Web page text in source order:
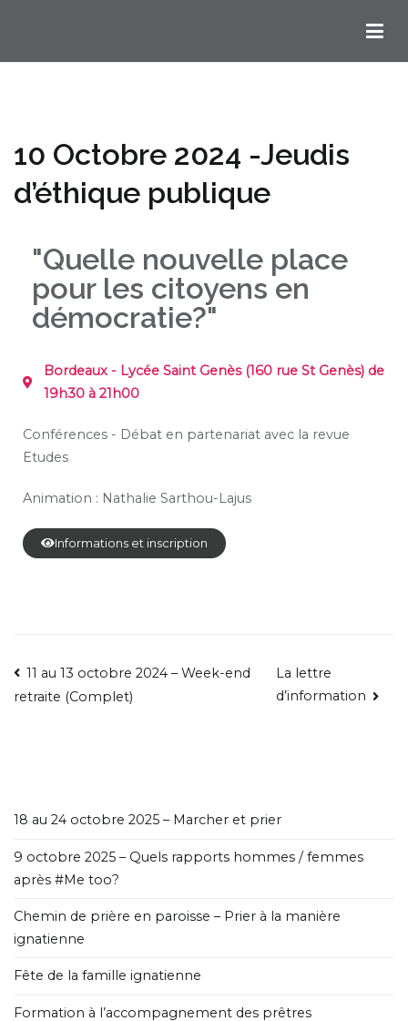
10 Octobre 2024 -Jeudis
d’éthique publique
"Quelle nouvelle place
pour les citoyens en
démocratie?"
Bordeaux - Lycée Saint Genès (160 rue St Genès) de
19h30 à 21h00
Conférences - Débat en partenariat avec la revue
Etudes
Animation : Nathalie Sarthou-Lajus
Informations et inscription
11 au 13 octobre 2024 – Week-end
retraite (Complet)
La lettre
d’information
18 au 24 octobre 2025 – Marcher et prier
9 octobre 2025 – Quels rapports hommes / femmes
après #Me too?
Chemin de prière en paroisse – Prier à la manière
ignatienne
Fête de la famille ignatienne
Formation à l’accompagnement des prêtres